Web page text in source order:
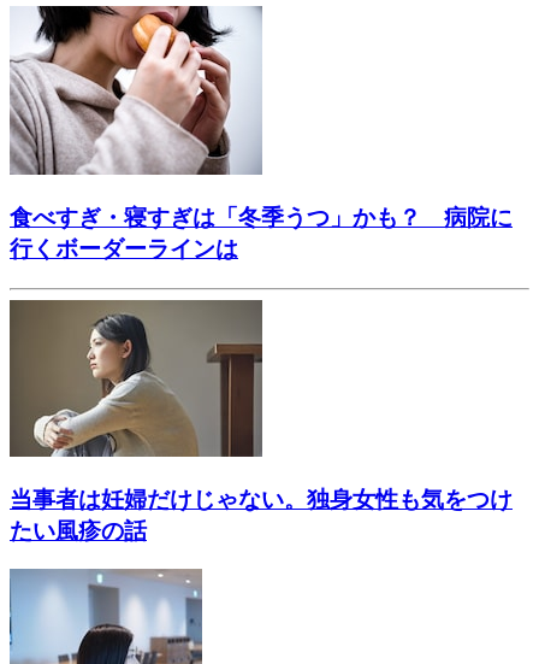
食べすぎ・寝すぎは「冬季うつ」かも？ 病院に
行くボーダーラインは
当事者は妊婦だけじゃない。独身女性も気をつけ
たい風疹の話